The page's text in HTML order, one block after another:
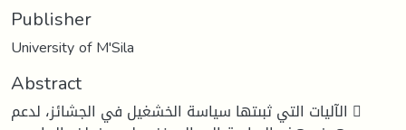
Publisher
University of M'Sila
Abstract
الآليات التي ثبىتها سياسة الخشغيل في الجشائز، لدعم 􀗚